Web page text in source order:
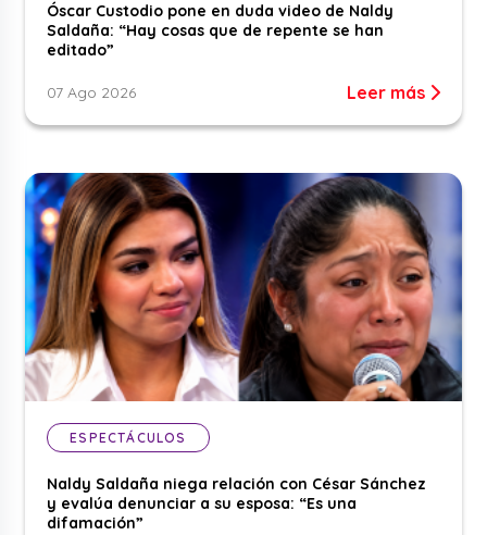
Óscar Custodio pone en duda video de Naldy
Saldaña: “Hay cosas que de repente se han
editado”
07 Ago 2026 Leer más
ESPECTÁCULOS
Naldy Saldaña niega relación con César Sánchez
y evalúa denunciar a su esposa: “Es una
difamación”